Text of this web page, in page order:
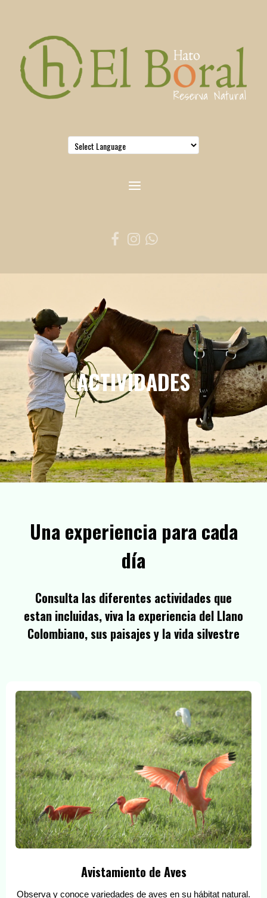
ACTIVIDADES
Una experiencia para cada
día
Consulta las diferentes actividades que
estan incluidas, viva la experiencia del Llano
Colombiano, sus paisajes y la vida silvestre
Avistamiento de Aves
Observa y conoce variedades de aves en su hábitat natural.